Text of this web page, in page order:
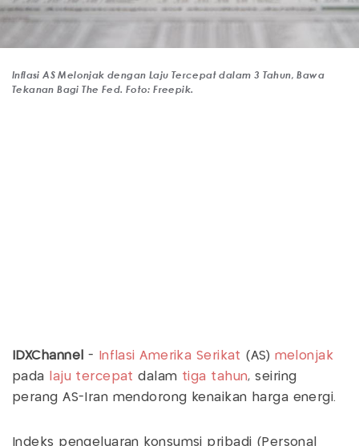
Inflasi AS Melonjak dengan Laju Tercepat dalam 3 Tahun, Bawa
Tekanan Bagi The Fed. Foto: Freepik.
IDXChannel - Inflasi Amerika Serikat (AS) melonjak
pada
laju tercepat dalam tiga tahun, seiring
perang AS-Iran mendorong kenaikan harga energi.
Indeks pengeluaran konsumsi pribadi (Personal